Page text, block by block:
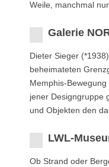
Weile, manchmal
Galerie
Dieter Sieger
beheimateten
Memphis-
jener Designgruppe
und Objekten den
LWL-
Ob Strand oder